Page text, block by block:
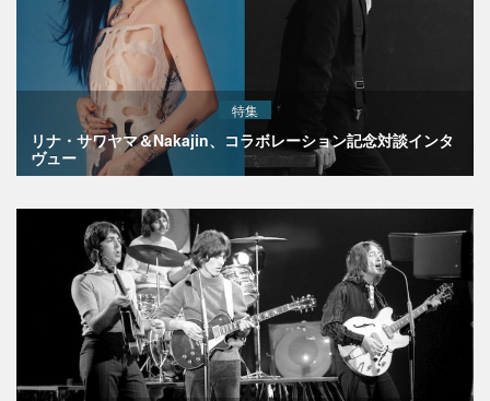
特集
リナ・サワヤマ＆Nakajin、コラボレーション記念対談インタ
ヴュー